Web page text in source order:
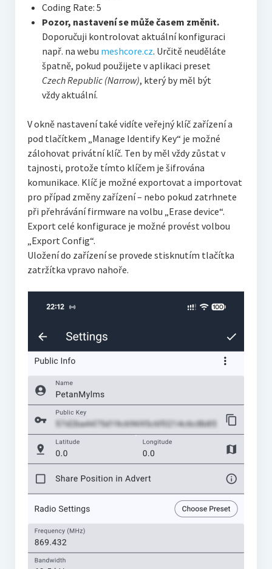
Coding Rate: 5
Pozor, nastavení se může časem změnit.
Doporučuji kontrolovat aktuální konfiguraci
např. na webu meshcore.cz. Určitě neuděláte
špatně, pokud použijete v aplikaci preset
Czech Republic (Narrow), který by měl být
vždy aktuální.
V okně nastavení také vidíte veřejný klíč zařízení a
pod tlačítkem „Manage Identify Key“ je možné
zálohovat privátní klíč. Ten by měl vždy zůstat v
tajnosti, protože tímto klíčem je šifrována
komunikace. Klíč je možné exportovat a importovat
pro případ změny zařízení – nebo pokud zatrhnete
při přehrávání firmware na volbu „Erase device“.
Export celé konfigurace je možné provést volbou
„Export Config“.
Uložení do zařízení se provede stisknutím tlačítka
zatržítka vpravo nahoře.